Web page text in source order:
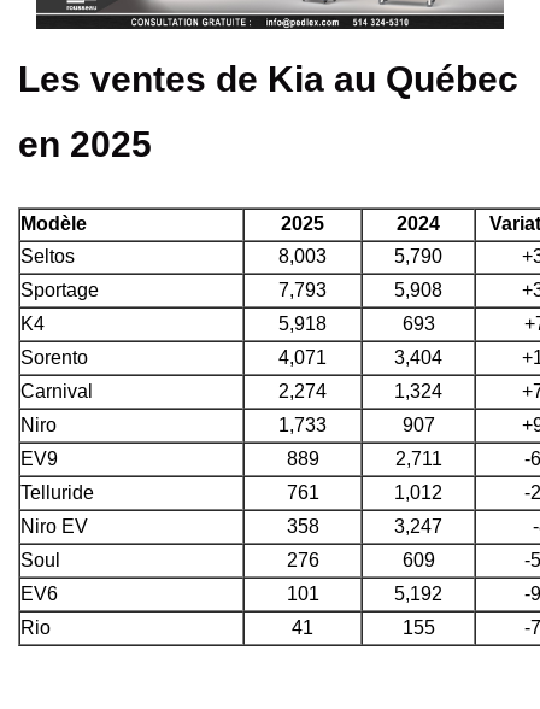
Les ventes de Kia au Québec
en 2025
Modèle 2025 2024
Seltos
8,003 5,790
Sportage
7,793 5,908
K4
5,918 693
Sorento
4,071 3,404
Carnival
2,274 1,324
Niro
1,733 907
EV9
889 2,711
-
Telluride
761 1,012
-
Niro EV
358 3,247
Soul
276 609
-
EV6
101 5,192
-
Rio
41 155 -